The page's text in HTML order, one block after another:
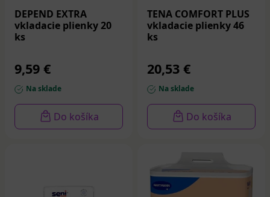
DEPEND EXTRA
vkladacie plienky 20
ks
9,59 €
Na sklade
Do košíka
TENA COMFORT PLUS
vkladacie plienky 46
ks
20,53 €
Na sklade
Do košíka